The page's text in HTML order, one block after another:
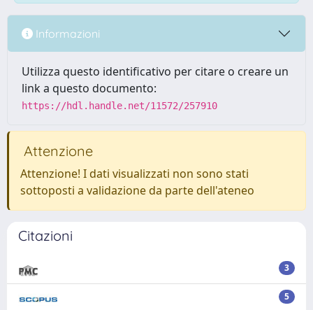
Informazioni
Utilizza questo identificativo per citare o creare un
link a questo documento:
https://hdl.handle.net/11572/257910
Attenzione
Attenzione! I dati visualizzati non sono stati
sottoposti a validazione da parte dell'ateneo
Citazioni
3
5